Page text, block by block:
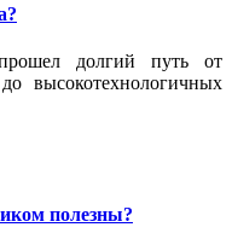
долгий путь от
высокотехнологичных
полезны?